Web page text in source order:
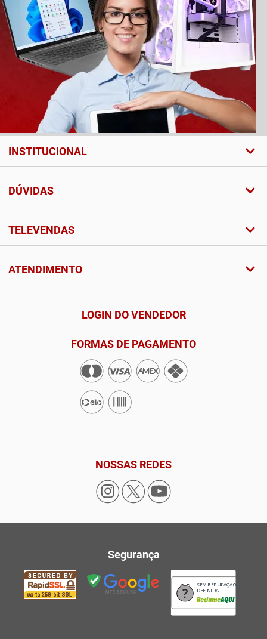
INSTITUCIONAL
DÚVIDAS
TELEVENDAS
ATENDIMENTO
LOGIN DO VENDEDOR
FORMAS DE PAGAMENTO
NOSSAS REDES
Segurança
SEM REPUTAÇÃO
DEFINIDA